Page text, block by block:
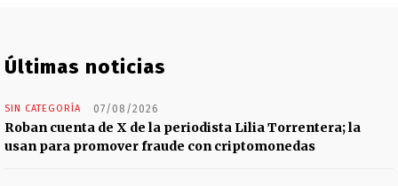
Últimas noticias
SIN CATEGORÍA 07/08/2026
Roban cuenta de X de la periodista Lilia Torrentera; la
usan para promover fraude con criptomonedas